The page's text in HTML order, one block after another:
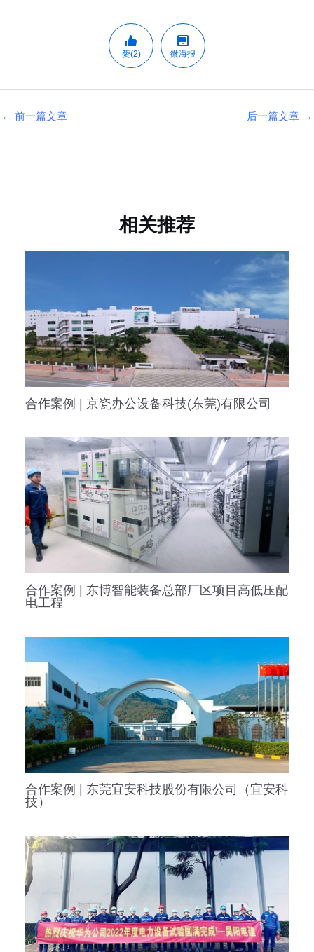
赞(2) 微海报
← 前一篇文章 后一篇文章 →
相关推荐
合作案例 | 京瓷办公设备科技(东莞)有限公司
合作案例 | 东博智能装备总部厂区项目高低压配
电工程
合作案例 | 东莞宜安科技股份有限公司（宜安科
技）